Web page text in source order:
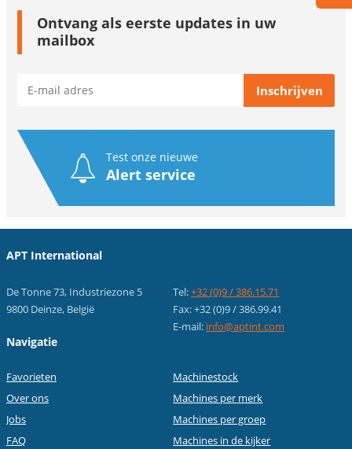
Ontvang als eerste updates in uw
mailbox
Test onze nieuwe
Alert service
APT International
De Tonne 73, Industriezone 5
9800 Deinze, België
Tel:+32 (0)9 / 386.15.71
Fax: +32 (0)9 / 386.99.41
E-mail: info@aptint.com
Navigatie
Favorieten
Over ons
Jobs
FAQ
Machinestock
Machines per merk
Machines per groep
Machines in de kijker